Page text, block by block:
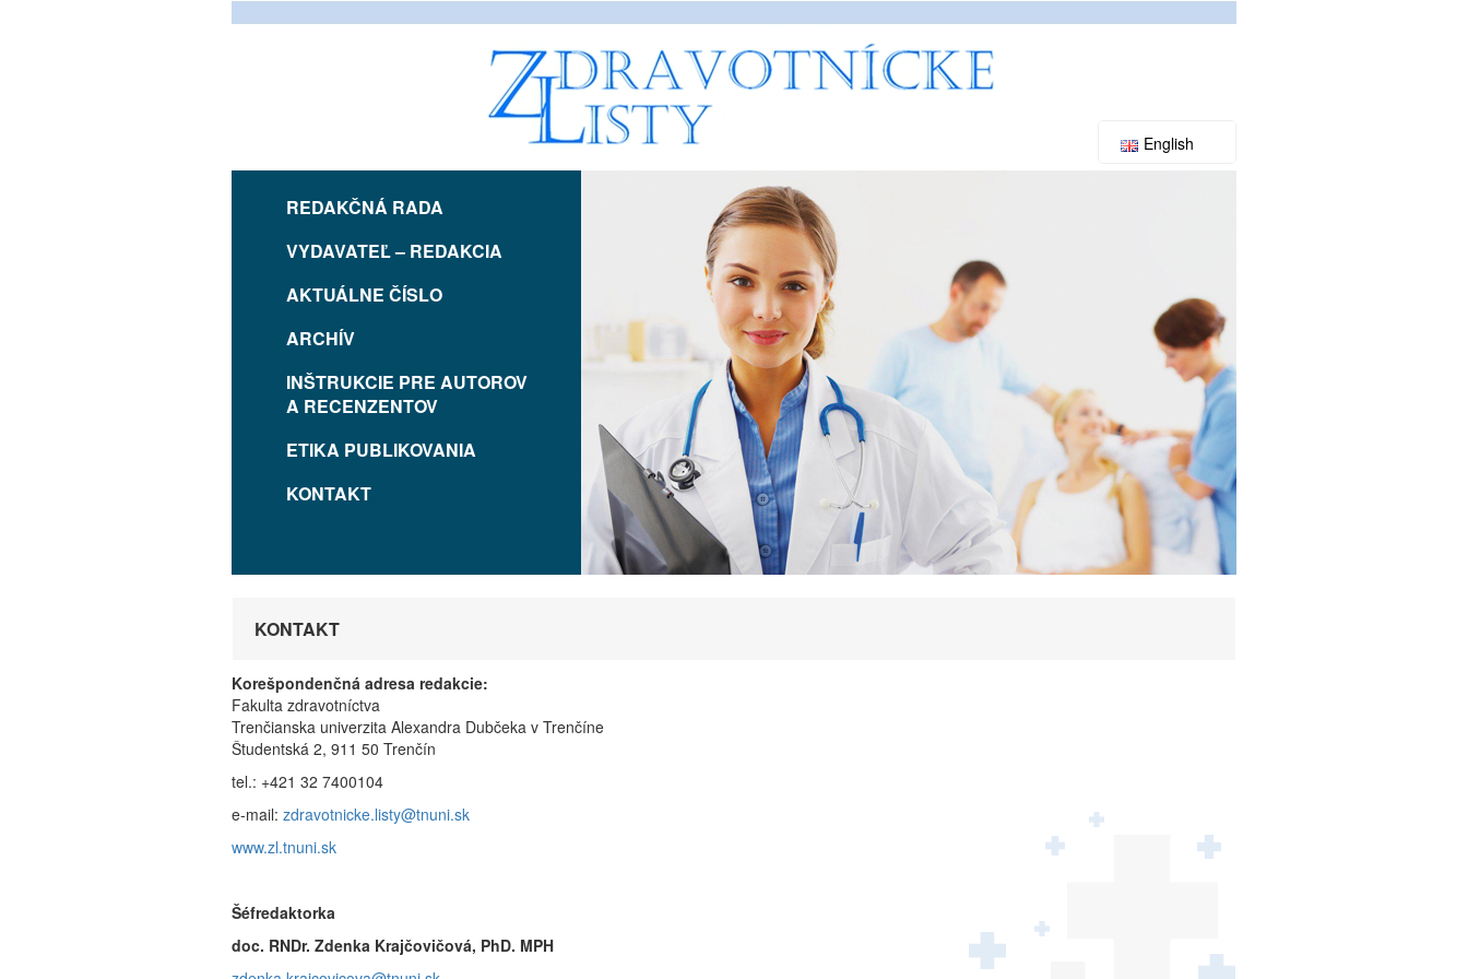
English
REDAKČNÁ RADA
VYDAVATEĽ – REDAKCIA
AKTUÁLNE ČÍSLO
ARCHÍV
INŠTRUKCIE PRE AUTOROV
A RECENZENTOV
ETIKA PUBLIKOVANIA
KONTAKT
KONTAKT
Korešpondenčná adresa redakcie:
Fakulta zdravotníctva
Trenčianska univerzita Alexandra Dubčeka v Trenčíne
Študentská 2, 911 50 Trenčín
tel.: +421 32 7400104
e-mail: zdravotnicke.listy@tnuni.sk
www.zl.tnuni.sk
Šéfredaktorka
doc. RNDr. Zdenka Krajčovičová, PhD. MPH